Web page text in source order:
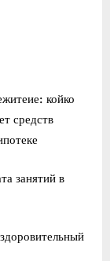
койко
средств
занятий в